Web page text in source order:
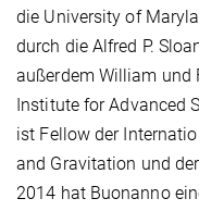
die University of
durch die Alfred P.
außerdem William und
Institute for Advanced
ist Fellow der
and Gravitation und
2014 hat Buonanno